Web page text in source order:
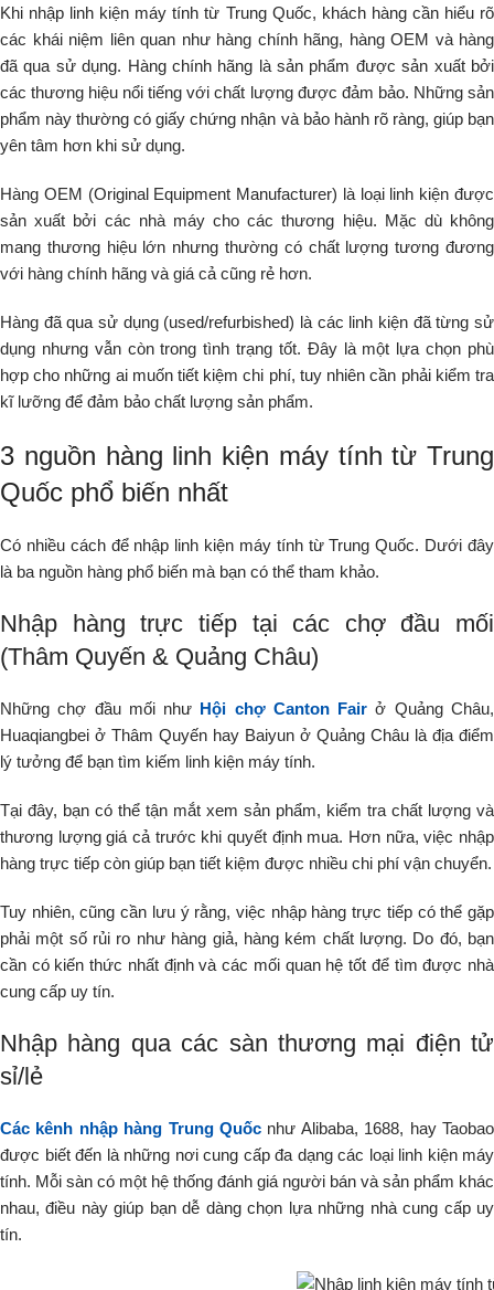
Khi nhập linh kiện máy tính từ Trung Quốc, khách hàng cần hiểu rõ
các khái niệm liên quan như hàng chính hãng, hàng OEM và hàng
đã qua sử dụng. Hàng chính hãng là sản phẩm được sản xuất bởi
các thương hiệu nổi tiếng với chất lượng được đảm bảo. Những sản
phẩm này thường có giấy chứng nhận và bảo hành rõ ràng, giúp bạn
yên tâm hơn khi sử dụng.
Hàng OEM (Original Equipment Manufacturer) là loại linh kiện được
sản xuất bởi các nhà máy cho các thương hiệu. Mặc dù không
mang thương hiệu lớn nhưng thường có chất lượng tương đương
với hàng chính hãng và giá cả cũng rẻ hơn.
Hàng đã qua sử dụng (used/refurbished) là các linh kiện đã từng sử
dụng nhưng vẫn còn trong tình trạng tốt. Đây là một lựa chọn phù
hợp cho những ai muốn tiết kiệm chi phí, tuy nhiên cần phải kiểm tra
kĩ lưỡng để đảm bảo chất lượng sản phẩm.
3 nguồn hàng linh kiện máy tính từ Trung
Quốc phổ biến nhất
Có nhiều cách để nhập linh kiện máy tính từ Trung Quốc. Dưới đây
là ba nguồn hàng phổ biến mà bạn có thể tham khảo.
Nhập hàng trực tiếp tại các chợ đầu mối
(Thâm Quyến & Quảng Châu)
Những chợ đầu mối như Hội chợ Canton Fair ở Quảng Châu,
Huaqiangbei ở Thâm Quyến hay Baiyun ở Quảng Châu là địa điểm
lý tưởng để bạn tìm kiếm linh kiện máy tính.
Tại đây, bạn có thể tận mắt xem sản phẩm, kiểm tra chất lượng và
thương lượng giá cả trước khi quyết định mua. Hơn nữa, việc nhập
hàng trực tiếp còn giúp bạn tiết kiệm được nhiều chi phí vận chuyển.
Tuy nhiên, cũng cần lưu ý rằng, việc nhập hàng trực tiếp có thể gặp
phải một số rủi ro như hàng giả, hàng kém chất lượng. Do đó, bạn
cần có kiến thức nhất định và các mối quan hệ tốt để tìm được nhà
cung cấp uy tín.
Nhập hàng qua các sàn thương mại điện tử
sỉ/lẻ
Các kênh nhập hàng Trung Quốc như Alibaba, 1688, hay Taobao
được biết đến là những nơi cung cấp đa dạng các loại linh kiện máy
tính. Mỗi sàn có một hệ thống đánh giá người bán và sản phẩm khác
nhau, điều này giúp bạn dễ dàng chọn lựa những nhà cung cấp uy
tín.